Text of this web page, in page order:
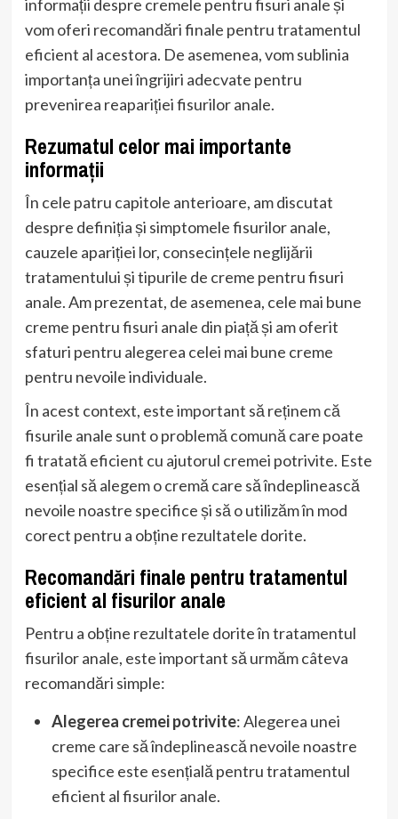
informații despre cremele pentru fisuri anale și
vom oferi recomandări finale pentru tratamentul
eficient al acestora. De asemenea, vom sublinia
importanța unei îngrijiri adecvate pentru
prevenirea reapariției fisurilor anale.
Rezumatul celor mai importante
informații
În cele patru capitole anterioare, am discutat
despre definiția și simptomele fisurilor anale,
cauzele apariției lor, consecințele neglijării
tratamentului și tipurile de creme pentru fisuri
anale. Am prezentat, de asemenea, cele mai bune
creme pentru fisuri anale din piață și am oferit
sfaturi pentru alegerea celei mai bune creme
pentru nevoile individuale.
În acest context, este important să reținem că
fisurile anale sunt o problemă comună care poate
fi tratată eficient cu ajutorul cremei potrivite. Este
esențial să alegem o cremă care să îndeplinească
nevoile noastre specifice și să o utilizăm în mod
corect pentru a obține rezultatele dorite.
Recomandări finale pentru tratamentul
eficient al fisurilor anale
Pentru a obține rezultatele dorite în tratamentul
fisurilor anale, este important să urmăm câteva
recomandări simple:
Alegerea cremei potrivite: Alegerea unei
creme care să îndeplinească nevoile noastre
specifice este esențială pentru tratamentul
eficient al fisurilor anale.